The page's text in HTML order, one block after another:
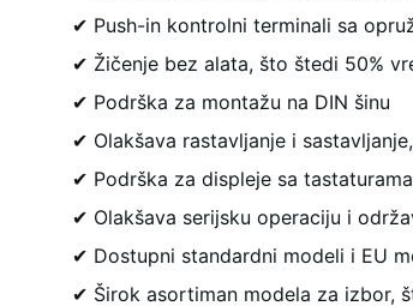
✔ Push-in kontrolni terminali sa
✔ Žičenje bez alata, što štedi 50%
✔ Podrška za montažu na DIN šinu
✔ Olakšava rastavljanje i
✔ Podrška za displeje sa
✔ Olakšava serijsku operaciju i
✔ Dostupni standardni modeli i EU
✔ Širok asortiman modela za izbor,